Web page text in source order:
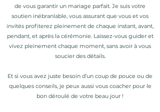
de vous garantir un mariage parfait. Je suis votre
soutien inébranlable, vous assurant que vous et vos
invités profiterez pleinement de chaque instant, avant,
pendant, et après la cérémonie. Laissez-vous guider et
vivez pleinement chaque moment, sans avoir à vous
soucier des détails.
Et si vous avez juste besoin d’un coup de pouce ou de
quelques conseils, je peux aussi vous coacher pour le
bon déroulé de votre beau jour !